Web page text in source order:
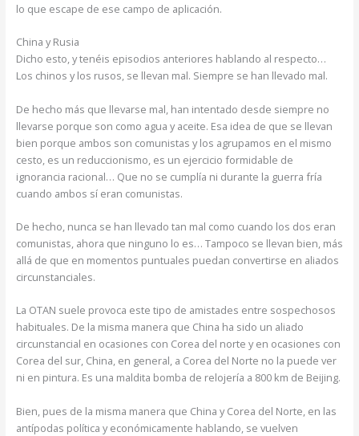
lo que escape de ese campo de aplicación.
China y Rusia
Dicho esto, y tenéis episodios anteriores hablando al respecto…
Los chinos y los rusos, se llevan mal. Siempre se han llevado mal.
De hecho más que llevarse mal, han intentado desde siempre no
llevarse porque son como agua y aceite. Esa idea de que se llevan
bien porque ambos son comunistas y los agrupamos en el mismo
cesto, es un reduccionismo, es un ejercicio formidable de
ignorancia racional… Que no se cumplía ni durante la guerra fría
cuando ambos sí eran comunistas.
De hecho, nunca se han llevado tan mal como cuando los dos eran
comunistas, ahora que ninguno lo es… Tampoco se llevan bien, más
allá de que en momentos puntuales puedan convertirse en aliados
circunstanciales.
La OTAN suele provoca este tipo de amistades entre sospechosos
habituales. De la misma manera que China ha sido un aliado
circunstancial en ocasiones con Corea del norte y en ocasiones con
Corea del sur, China, en general, a Corea del Norte no la puede ver
ni en pintura. Es una maldita bomba de relojería a 800 km de Beijing.
Bien, pues de la misma manera que China y Corea del Norte, en las
antípodas política y económicamente hablando, se vuelven